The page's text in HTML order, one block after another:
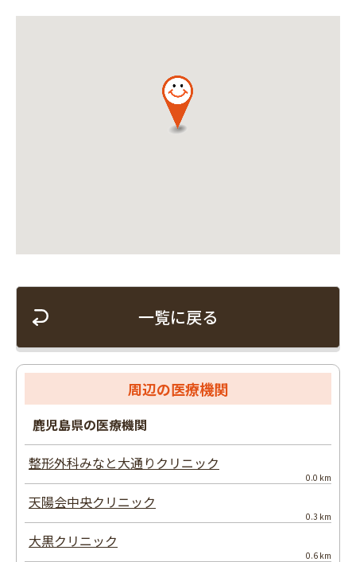
一覧に戻る
周辺の医療機関
鹿児島県の医療機関
整形外科みなと大通りクリニック
0.0 km
天陽会中央クリニック
0.3 km
大黒クリニック
0.6 km